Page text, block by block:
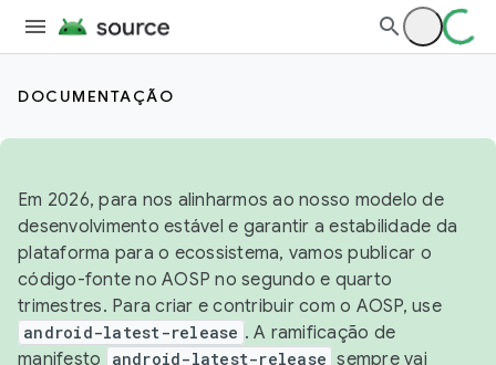
DOCUMENTAÇÃO
Em 2026, para nos alinharmos ao nosso modelo de
desenvolvimento estável e garantir a estabilidade da
plataforma para o ecossistema, vamos publicar o
código-fonte no AOSP no segundo e quarto
trimestres. Para criar e contribuir com o AOSP, use
android-latest-release . A ramificação de
manifesto
android-latest-release sempre vai